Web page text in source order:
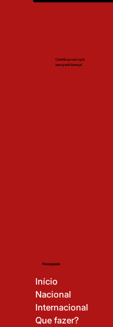
Contribua com o pix
sem pedir licença!
Navegação
Início
Nacional
Internacional
Que fazer?